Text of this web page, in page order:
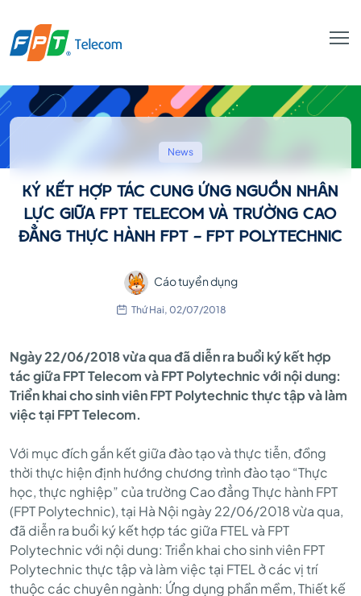
KÝ
KẾT
HỢP
CUNG
ỨNG
NGUỒN
NHÂN
LỰC
News
KÝ KẾT HỢP TÁC CUNG ỨNG NGUỒN NHÂN
LỰC GIỮA FPT TELECOM VÀ TRƯỜNG CAO
ĐẲNG THỰC HÀNH FPT - FPT POLYTECHNIC
Cáo tuyển dụng
Thứ Hai, 02/07/2018
Ngày 22/06/2018 vừa qua đã diễn ra buổi ký kết hợp
tác giữa FPT Telecom và FPT Polytechnic với nội dung:
Triển khai cho sinh viên FPT Polytechnic thực tập và làm
việc tại FPT Telecom.
Với mục đích gắn kết giữa đào tạo và thực tiễn, đồng
thời thực hiện định hướng chương trình đào tạo “Thực
học, thực nghiệp” của trường Cao đẳng Thực hành FPT
(FPT Polytechnic), tại Hà Nội ngày 22/06/2018 vừa qua,
đã diễn ra buổi ký kết hợp tác giữa FTEL và FPT
Polytechnic với nội dung: Triển khai cho sinh viên FPT
Polytechnic thực tập và làm việc tại FTEL ở các vị trí
thuộc các chuyên ngành: Ứng dụng phần mềm, Thiết kế